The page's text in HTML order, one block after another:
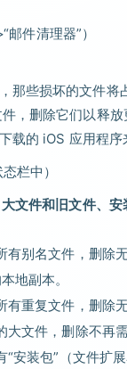
件清理器”）
些损坏的文件将
，删除它们以释放
的 iOS 应用程序
栏中）
文件和旧文件、安
别名文件，删除
地副本。
重复文件，删除
文件，删除不再
安装包”（文件扩